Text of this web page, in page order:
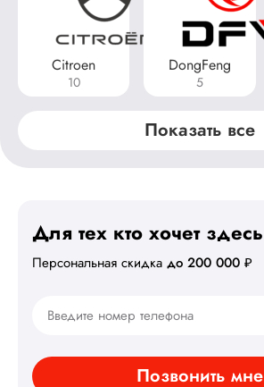
Citroen
10
DongFeng
5
Показать все
Для тех кто хочет здесь
Персональная скидка до 200 000 ₽
Позвонить мне